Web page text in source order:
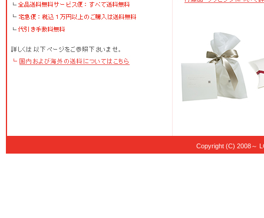
Copyright (C) 2008～